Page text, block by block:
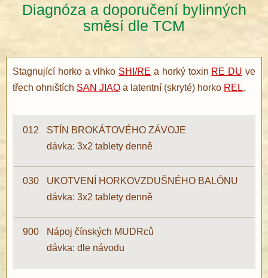
Diagnóza a doporučení bylinných
směsí dle TCM
Stagnující horko a vlhko SHI/RE a horký toxin RE DU ve
třech ohništích SAN JIAO a latentní (skryté) horko REL.
012
STÍN BROKÁTOVÉHO ZÁVOJE
dávka: 3x2 tablety denně
030
UKOTVENÍ HORKOVZDUŠNÉHO BALÓNU
dávka: 3x2 tablety denně
900
Nápoj čínských MUDRců
dávka: dle návodu